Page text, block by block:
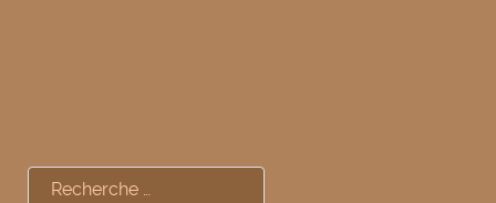
Rechercher